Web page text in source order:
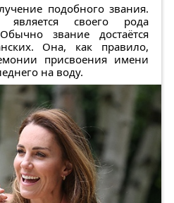
подобного звания.
является своего рода
звание достаётся
Она, как правило,
присвоения имени
на воду.